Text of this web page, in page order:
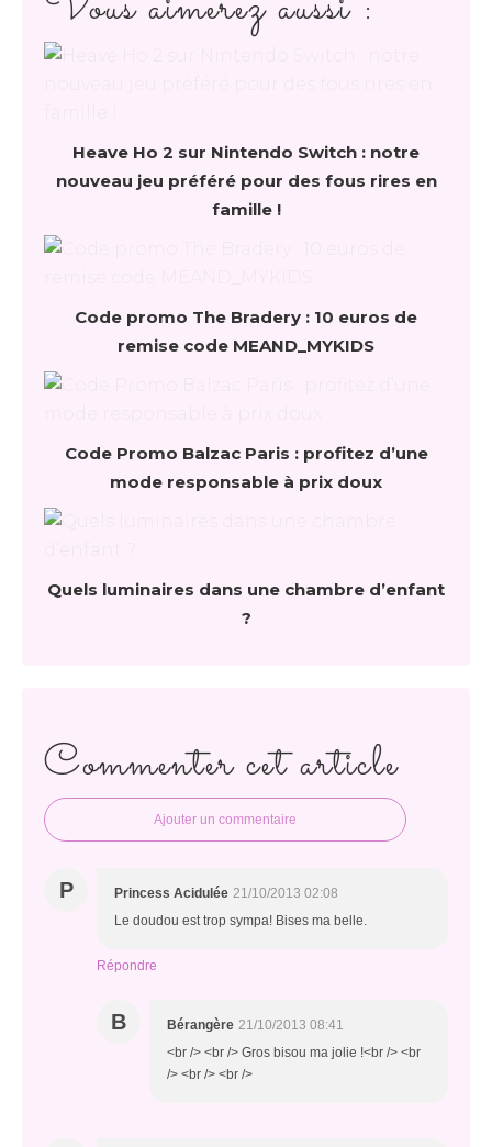
Heave Ho 2 sur Nintendo Switch : notre
nouveau jeu préféré pour des fous rires en
famille !
Code promo The Bradery : 10 euros de
remise code MEAND_MYKIDS
Code Promo Balzac Paris : profitez d’une
mode responsable à prix doux
Quels luminaires dans une chambre d’enfant
?
Commenter cet article
Ajouter un commentaire
P Princess Acidulée 21/10/2013 02:08
Le doudou est trop sympa! Bises ma belle.
Répondre
B Bérangère 21/10/2013 08:41
<br /> <br /> Gros bisou ma jolie !<br /> <br
/> <br /> <br />